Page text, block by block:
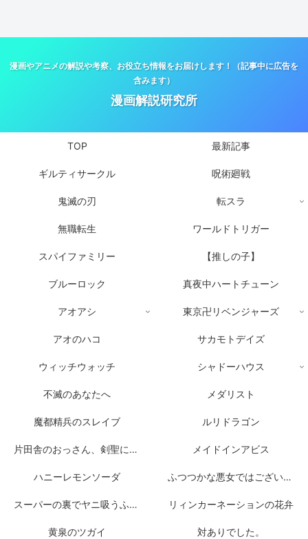
漫画やアニメの解説や考察、お役立ち情報をお届けします！（記事中に広告を
含みます）
漫画解説研究所
TOP 最新記事
ギルティサークル 呪術廻戦
鬼滅の刃 転スラ
無職転生 ワールドトリガー
スパイファミリー 【推しの子】
ブルーロック 真夜中ハートチューン
アオアシ 東京卍リベンジャーズ
アオのハコ サカモトデイズ
ウィッチウォッチ シャドーハウス
不滅のあなたへ メダリスト
魔都精兵のスレイブ ルリドラゴン
片田舎のおっさん、剣聖になる メイドインアビス
ハニーレモンソーダ ふつつかな悪女ではございますが
スーパーの裏でヤニ吸うふたり リィンカーネーションの花弁
黄泉のツガイ 対ありでした。